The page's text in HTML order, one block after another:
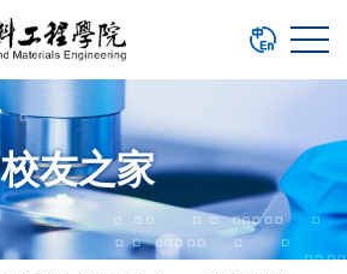
校友之家